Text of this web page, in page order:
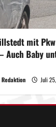
mit
Auch Baby
Juli